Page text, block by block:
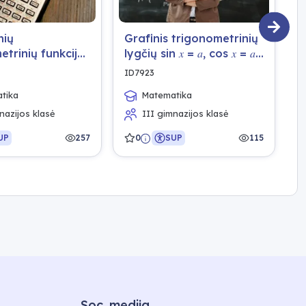
funkcijų
klasė
257
Grafinis trigonometrinių
lygčių sin 𝑥 = 𝑎, cos 𝑥 = 𝑎,
tg 𝑥 = 𝑎 (𝑎 ∈ 𝑅)
ID7923
Matematika
III gimnazijos klasė
0 SUP 115